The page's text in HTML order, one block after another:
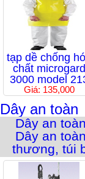
tạp dề chống
chất microgard
3000 model
Giá: 135,000
Dây an toàn
Dây an
Dây an
thương, túi